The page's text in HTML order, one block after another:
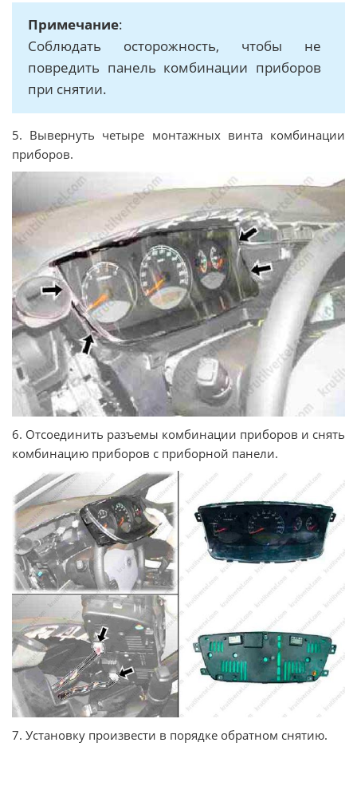
Примечание:
Соблюдать осторожность, чтобы не
повредить панель комбинации приборов
при снятии.
5. Вывернуть четыре монтажных винта комбинации
приборов.
6. Отсоединить разъемы комбинации приборов и снять
комбинацию приборов с приборной панели.
7. Установку произвести в порядке обратном снятию.